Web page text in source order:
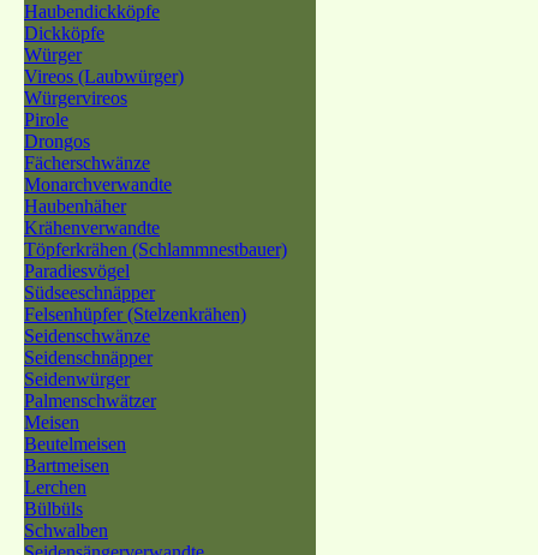
Haubendickköpfe
Dickköpfe
Würger
Vireos (Laubwürger)
Würgervireos
Pirole
Drongos
Fächerschwänze
Monarchverwandte
Haubenhäher
Krähenverwandte
Töpferkrähen (Schlammnestbauer)
Paradiesvögel
Südseeschnäpper
Felsenhüpfer (Stelzenkrähen)
Seidenschwänze
Seidenschnäpper
Seidenwürger
Palmenschwätzer
Meisen
Beutelmeisen
Bartmeisen
Lerchen
Bülbüls
Schwalben